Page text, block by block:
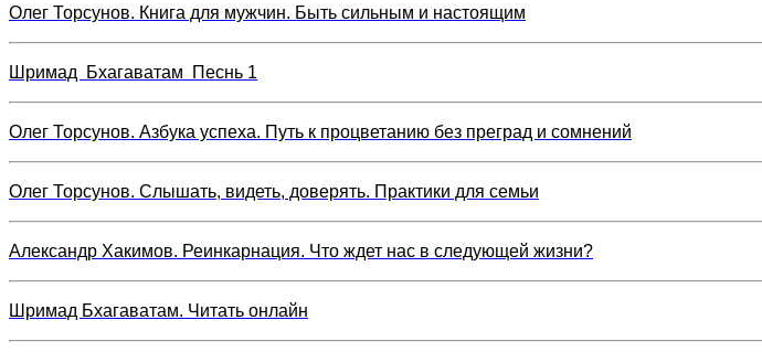
Олег Торсунов. Книга для мужчин. Быть сильным и настоящим
Шримад Бхагаватам Песнь 1
Олег Торсунов. Азбука успеха. Путь к процветанию без преград и сомнений
Олег Торсунов. Слышать, видеть, доверять. Практики для семьи
Александр Хакимов. Реинкарнация. Что ждет нас в следующей жизни?
Шримад Бхагаватам. Читать онлайн